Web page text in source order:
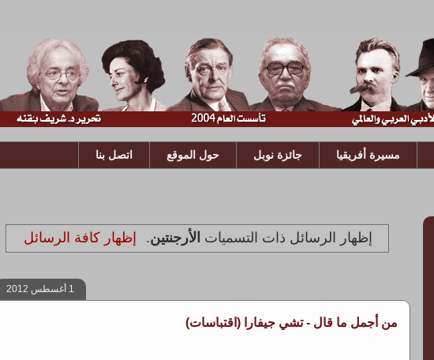
مسيرة أفريقيا جائزة نوبل حول الموقع اتصل بنا
‏إظهار الرسائل ذات التسميات الأرجنتين. إظهار كافة الرسائل
1 أغسطس 2012
من أجمل ما قال - تشي جيفارا (اقتباسات)